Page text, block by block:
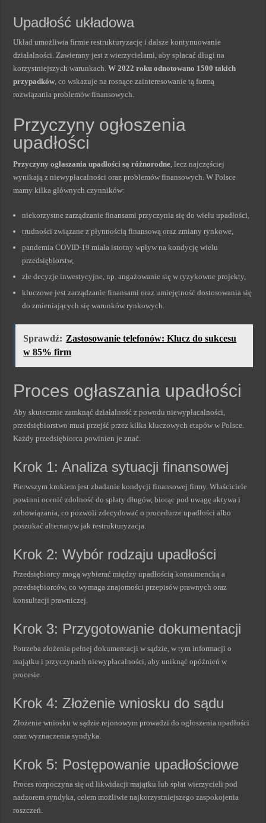
Upadłość układowa
Układ umożliwia firmie restrukturyzację i dalsze kontynuowanie
działalności. Zawierany jest z wierzycielami, aby spłacać długi na
korzystniejszych warunkach.W 2022 roku odnotowano 1500 takich
przypadków, co wskazuje na rosnące zainteresowanie tą formą
rozwiązania problemów finansowych.
Przyczyny ogłoszenia
upadłości
Przyczyny ogłaszania upadłości są różnorodne, lecz najczęściej
wynikają z niewypłacalności oraz problemów finansowych. W Polsce
mamy kilka głównych czynników:
niekorzystne zarządzanie finansami przyczynia się do wielu upadłości,
trudności związane z płynnością finansową oraz zmiany rynkowe,
pandemia COVID-19 miała istotny wpływ na kondycję wielu
przedsiębiorstw,
złe decyzje inwestycyjne, np. angażowanie się w ryzykowne projekty,
kluczowe jest zarządzanie finansami oraz umiejętność dostosowania się
do zmieniających się warunków rynkowych.
Sprawdź: Zastosowanie telefonów: Klucz do sukcesu
w 85% firm
Proces ogłaszania upadłości
Aby skutecznie zamknąć działalność z powodu niewypłacalności,
przedsiębiorstwo musi przejść przez kilka kluczowych etapów w Polsce.
Każdy przedsiębiorca powinien je znać.
Krok 1: Analiza sytuacji finansowej
Pierwszym krokiem jest zbadanie kondycji finansowej firmy. Właściciele
powinni ocenić zdolność do spłaty długów, biorąc pod uwagę aktywa i
zobowiązania, co pozwoli zdecydować o procedurze upadłości albo
poszukać alternatyw jak restrukturyzacja.
Krok 2: Wybór rodzaju upadłości
Przedsiębiorcy mogą wybierać między upadłością konsumencką a
przedsiębiorców, co wymaga znajomości przepisów prawnych oraz
konsultacji prawniczej.
Krok 3: Przygotowanie dokumentacji
Potrzeba złożenia pełnej dokumentacji w sądzie, w tym informacji o
majątku i przyczynach niewypłacalności, aby uniknąć opóźnień w
procesie.
Krok 4: Złożenie wniosku do sądu
Złożenie wniosku w sądzie rejonowym prowadzi do ogłoszenia upadłości
oraz wyznaczenia syndyka.
Krok 5: Postępowanie upadłościowe
Proces rozpoczyna się od likwidacji majątku lub spłat wierzycieli pod
nadzorem syndyka, celem możliwie najkorzystniejszego zaspokojenia
roszczeń.